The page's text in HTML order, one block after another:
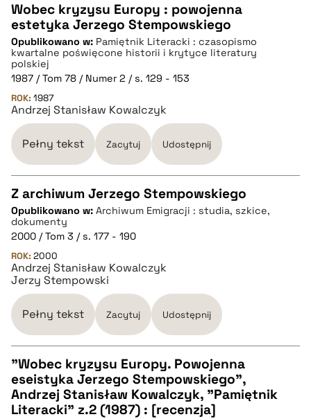
CZYSTY TEKST
pobierz cytat
BIBTEX
pobierz cytat
Wobec kryzysu Europy : powojenna
estetyka Jerzego Stempowskiego
Opublikowano w: Pamiętnik Literacki : czasopismo
kwartalne poświęcone historii i krytyce literatury
polskiej
1987 / Tom 78 / Numer 2 / s. 129 - 153
ROK: 1987
Andrzej Stanisław Kowalczyk
Pełny tekst Zacytuj Udostępnij
CZYSTY TEKST
pobierz cytat
Z archiwum Jerzego Stempowskiego
Opublikowano w: Archiwum Emigracji : studia, szkice,
dokumenty
2000 / Tom 3 / s. 177 - 190
ROK: 2000
Andrzej Stanisław Kowalczyk
Jerzy Stempowski
Pełny tekst Zacytuj Udostępnij
CZYSTY TEKST
"Wobec kryzysu Europy. Powojenna
eseistyka Jerzego Stempowskiego",
Andrzej Stanisław Kowalczyk, "Pamiętnik
Literacki" z.2 (1987) : [recenzja]